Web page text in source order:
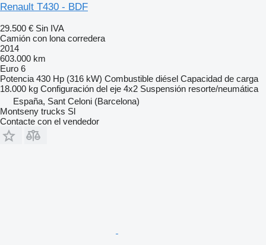
Renault T430 - BDF
29.500 € Sin IVA
Camión con lona corredera
2014
603.000 km
Euro 6
Potencia 430 Hp (316 kW) Combustible diésel Capacidad de carga
18.000 kg Configuración del eje 4x2 Suspensión resorte/neumática
España, Sant Celoni (Barcelona)
Montseny trucks Sl
Contacte con el vendedor